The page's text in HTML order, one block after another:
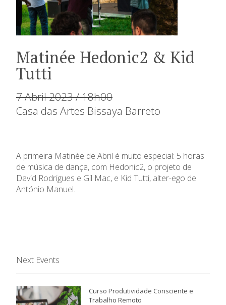
Matinée Hedonic2 & Kid
Tutti
7 Abril 2023 / 18h00
Casa das Artes Bissaya Barreto
A primeira Matinée de Abril é muito especial: 5 horas
de música de dança, com Hedonic2, o projeto de
David Rodrigues e Gil Mac, e Kid Tutti, alter-ego de
António Manuel.
Next Events
Curso Produtividade Consciente e
Trabalho Remoto